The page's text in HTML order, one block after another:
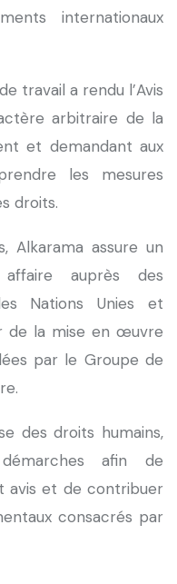
internationaux
travail a rendu l’Avis
arbitraire de la
et demandant aux
les mesures
droits.
Alkarama assure un
auprès des
Nations Unies et
de la mise en œuvre
par le Groupe de
des droits humains,
afin de
avis et de contribuer
consacrés par